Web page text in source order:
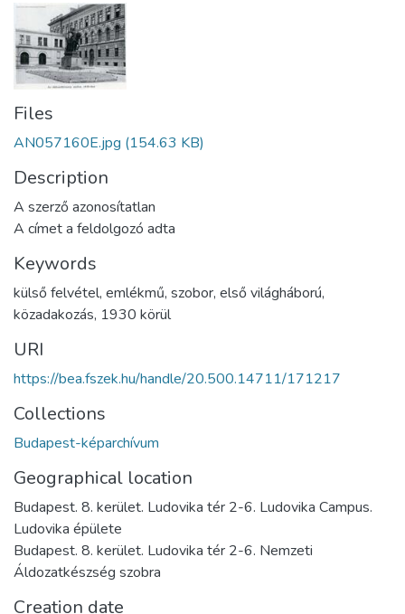
Files
AN057160E.jpg (154.63 KB)
Description
A szerző azonosítatlan
A címet a feldolgozó adta
Keywords
külső felvétel, emlékmű, szobor, első világháború,
közadakozás, 1930 körül
URI
https://bea.fszek.hu/handle/20.500.14711/171217
Collections
Budapest-képarchívum
Geographical location
Budapest. 8. kerület. Ludovika tér 2-6. Ludovika Campus.
Ludovika épülete
Budapest. 8. kerület. Ludovika tér 2-6. Nemzeti
Áldozatkészség szobra
Creation date